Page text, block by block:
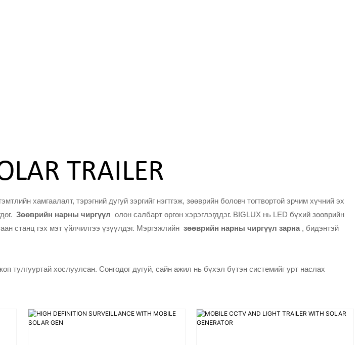
TRAILER
хамгаалалт, тэрэгний дугуй зэргийг нэгтгэж, зөөврийн боловч тогтвортой эрчим хүчний эх
Зөөврийн нарны чиргүүл олон салбарт өргөн хэрэглэгддэг. BIGLUX нь LED бүхий зөөврийн
станц гэх мэт үйлчилгээ үзүүлдэг. Мэргэжлийн зөөврийн нарны чиргүүл зарна , бидэнтэй
тулгууртай хослуулсан. Сонгодог дугуй, сайн ажил нь бүхэл бүтэн системийг урт наслах